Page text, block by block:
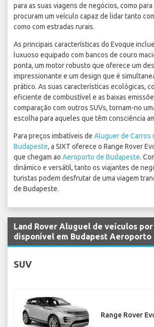
para as suas viagens de negócios, como
procuram um veículo capaz de lidar tanto
como com estradas rurais.
As principais características do Evoque
luxuoso equipado com bancos de couro
ponta, um motor robusto que oferece um
impressionante e um design que é
prático. As suas características ecológicas,
eficiente de combustível e as baixas
comparação com outros SUVs, tornam-no
escolha para aqueles que têm consciência
Para preços imbatíveis de Aluguer de Carros
Budapeste, a SIXT oferece o Range Rover
que chegam ao Aeroporto de Budapeste.
dinâmico e versátil, tanto os viajantes de
turistas podem desfrutar de uma viagem
de Budapeste.
Land Rover Aluguel de veículos
disponível em Budapest Aeroporto
SUV
Range Rover